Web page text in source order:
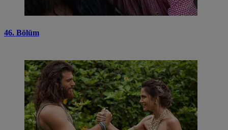
46. Bölüm